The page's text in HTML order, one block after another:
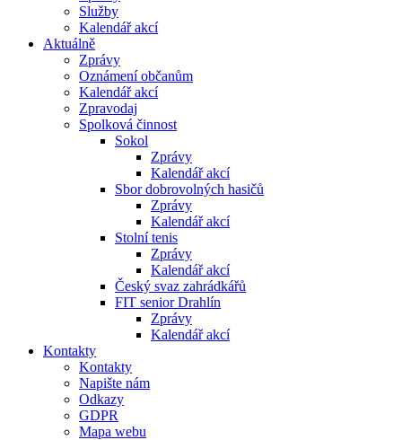
Služby
Kalendář akcí
Aktuálně
Zprávy
Oznámení občanům
Kalendář akcí
Zpravodaj
Spolková činnost
Sokol
Zprávy
Kalendář akcí
Sbor dobrovolných hasičů
Zprávy
Kalendář akcí
Stolní tenis
Zprávy
Kalendář akcí
Český svaz zahrádkářů
FIT senior Drahlín
Zprávy
Kalendář akcí
Kontakty
Kontakty
Napište nám
Odkazy
GDPR
Mapa webu